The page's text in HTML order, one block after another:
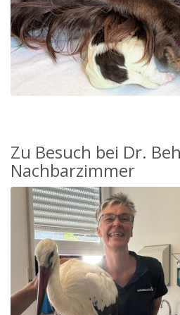
Zu Besuch bei Dr.
Nachbarzimmer